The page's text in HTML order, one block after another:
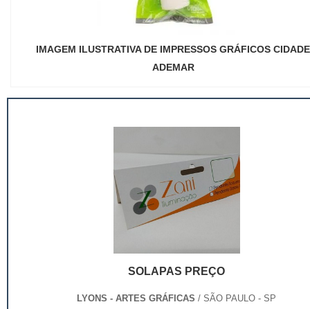
IMAGEM ILUSTRATIVA DE IMPRESSOS GRÁFICOS CIDADE
ADEMAR
SOLAPAS PREÇO
LYONS - ARTES GRÁFICAS / SÃO PAULO - SP